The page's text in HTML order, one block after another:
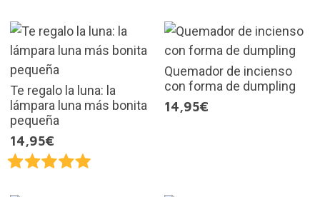
Te regalo la luna: la
lámpara luna más bonita
pequeña
14,95€
Quemador de incienso
con forma de dumpling
14,95€